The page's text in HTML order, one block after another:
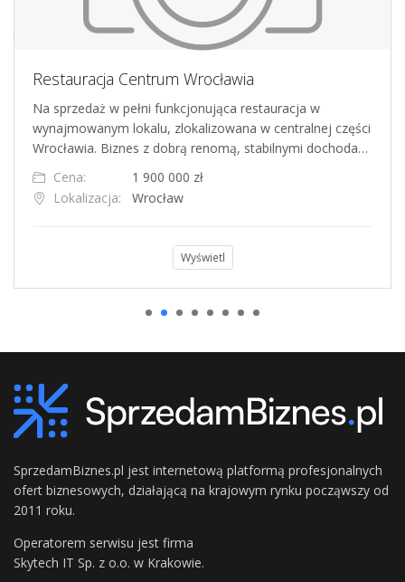
Restauracja Centrum Wrocławia
Na sprzedaż w pełni funkcjonująca restauracja w
wynajmowanym lokalu, zlokalizowana w centralnej części
Wrocławia. Biznes z dobrą renomą, stabilnymi dochoda…
Cena:
1 900 000 zł
Lokalizacja:
Wrocław
Wyświetl
SprzedamBiznes.pl jest internetową platformą profesjonalnych
ofert biznesowych, działającą na krajowym rynku począwszy od
2011 roku.
Operatorem serwisu jest firma
Skytech IT Sp. z o.o. w Krakowie.